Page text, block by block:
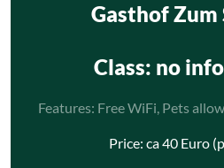
Gasthof Zum
Class: no
Features: Free WiFi, Pets
Price: ca 40 Euro